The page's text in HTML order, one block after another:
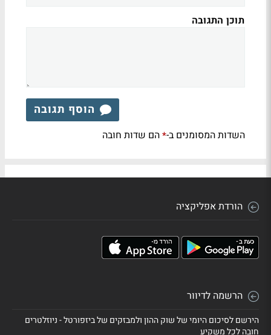
תוכן התגובה
הוסף תגובה
השדות המסומנים ב-*הם שדות חובה
הורדת אפליקציה
הרשמה לדיוור
הירשם לסיכום היומי של שוק ההון ולמבזקים של ביזפורטל - ניוזלטרים
חובה לכל משקיע